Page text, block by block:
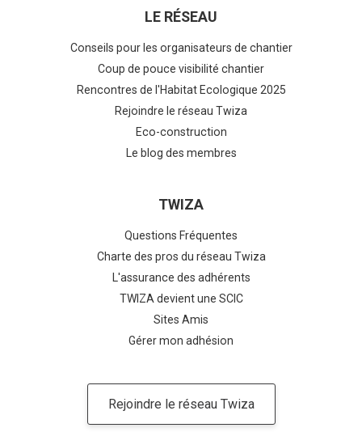
LE RÉSEAU
Conseils pour les organisateurs de chantier
Coup de pouce visibilité chantier
Rencontres de l'Habitat Ecologique 2025
Rejoindre le réseau Twiza
Eco-construction
Le blog des membres
TWIZA
Questions Fréquentes
Charte des pros du réseau Twiza
L'assurance des adhérents
TWIZA devient une SCIC
Sites Amis
Gérer mon adhésion
Rejoindre le réseau Twiza